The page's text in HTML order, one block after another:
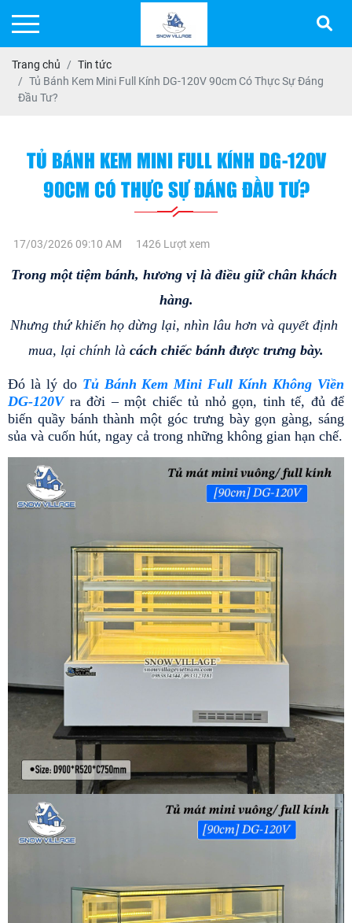
Trang chủ
Tin tức
Tủ Bánh Kem Mini Full Kính DG-120V 90cm Có Thực Sự Đáng
Đầu Tư?
TỦ BÁNH KEM MINI FULL KÍNH DG-120V
90CM CÓ THỰC SỰ ĐÁNG ĐẦU TƯ?
17/03/2026 09:10 AM 1426 Lượt xem
Trong một tiệm bánh, hương vị là điều giữ chân khách
hàng.
Nhưng thứ khiến họ dừng lại, nhìn lâu hơn và quyết định
mua, lại chính là cách chiếc bánh được trưng bày.
Đó là lý do Tủ Bánh Kem Mini Full Kính Không Viền
DG-120V ra đời – một chiếc tủ nhỏ gọn, tinh tế, đủ để
biến quầy bánh thành một góc trưng bày gọn gàng, sáng
sủa và cuốn hút, ngay cả trong những không gian hạn chế.